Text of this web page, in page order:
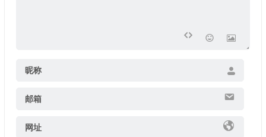
昵称
邮箱
网址